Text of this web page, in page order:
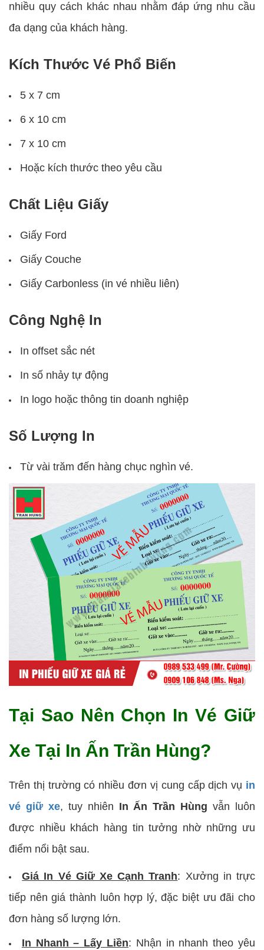
nhiều quy cách khác nhau nhằm đáp ứng nhu cầu
đa dạng của khách hàng.
Kích Thước Vé Phổ Biến
5 x 7 cm
6 x 10 cm
7 x 10 cm
Hoặc kích thước theo yêu cầu
Chất Liệu Giấy
Giấy Ford
Giấy Couche
Giấy Carbonless (in vé nhiều liên)
Công Nghệ In
In offset sắc nét
In số nhảy tự động
In logo hoặc thông tin doanh nghiệp
Số Lượng In
Từ vài trăm đến hàng chục nghìn vé.
Tại Sao Nên Chọn In Vé Giữ
Xe Tại In Ấn Trần Hùng?
Trên thị trường có nhiều đơn vị cung cấp dịch vụ in
vé giữ xe, tuy nhiên In Ấn Trần Hùng vẫn luôn
được nhiều khách hàng tin tưởng nhờ những ưu
điểm nổi bật sau.
Giá In Vé Giữ Xe Cạnh Tranh: Xưởng in trực
tiếp nên giá thành luôn hợp lý, đặc biệt ưu đãi cho
đơn hàng số lượng lớn.
In Nhanh – Lấy Liền: Nhận in nhanh theo yêu